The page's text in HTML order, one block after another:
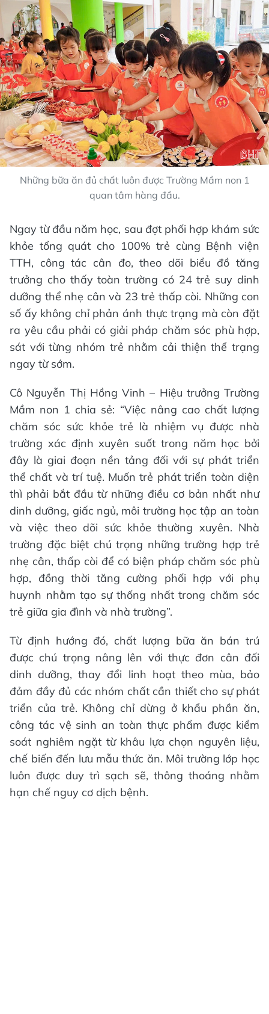
Những bữa ăn đủ chất luôn được Trường Mầm non 1
quan tâm hàng đầu.
Ngay từ đầu năm học, sau đợt phối hợp khám sức
khỏe tổng quát cho 100% trẻ cùng Bệnh viện
TTH, công tác cân đo, theo dõi biểu đồ tăng
trưởng cho thấy toàn trường có 24 trẻ suy dinh
dưỡng thể nhẹ cân và 23 trẻ thấp còi. Những con
số ấy không chỉ phản ánh thực trạng mà còn đặt
ra yêu cầu phải có giải pháp chăm sóc phù hợp,
sát với từng nhóm trẻ nhằm cải thiện thể trạng
ngay từ sớm.
Cô Nguyễn Thị Hồng Vinh – Hiệu trưởng Trường
Mầm non 1 chia sẻ: “Việc nâng cao chất lượng
chăm sóc sức khỏe trẻ là nhiệm vụ được nhà
trường xác định xuyên suốt trong năm học bởi
đây là giai đoạn nền tảng đối với sự phát triển
thể chất và trí tuệ. Muốn trẻ phát triển toàn diện
thì phải bắt đầu từ những điều cơ bản nhất như
dinh dưỡng, giấc ngủ, môi trường học tập an toàn
và việc theo dõi sức khỏe thường xuyên. Nhà
trường đặc biệt chú trọng những trường hợp trẻ
nhẹ cân, thấp còi để có biện pháp chăm sóc phù
hợp, đồng thời tăng cường phối hợp với phụ
huynh nhằm tạo sự thống nhất trong chăm sóc
trẻ giữa gia đình và nhà trường”.
Từ định hướng đó, chất lượng bữa ăn bán trú
được chú trọng nâng lên với thực đơn cân đối
dinh dưỡng, thay đổi linh hoạt theo mùa, bảo
đảm đầy đủ các nhóm chất cần thiết cho sự phát
triển của trẻ. Không chỉ dừng ở khẩu phần ăn,
công tác vệ sinh an toàn thực phẩm được kiểm
soát nghiêm ngặt từ khâu lựa chọn nguyên liệu,
chế biến đến lưu mẫu thức ăn. Môi trường lớp học
luôn được duy trì sạch sẽ, thông thoáng nhằm
hạn chế nguy cơ dịch bệnh.